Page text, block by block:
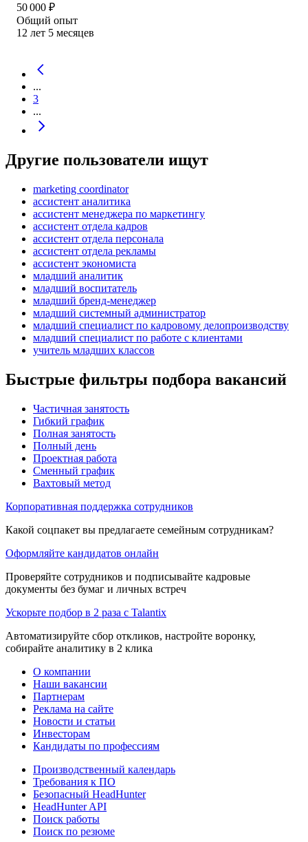
50 000 ₽
Общий опыт
12 лет 5 месяцев
...
3
...
Другие пользователи ищут
marketing coordinator
ассистент аналитика
ассистент менеджера по маркетингу
ассистент отдела кадров
ассистент отдела персонала
ассистент отдела рекламы
ассистент экономиста
младший аналитик
младший воспитатель
младший бренд-менеджер
младший системный администратор
младший специалист по кадровому делопроизводству
младший специалист по работе с клиентами
учитель младших классов
Быстрые фильтры подбора вакансий
Частичная занятость
Гибкий график
Полная занятость
Полный день
Проектная работа
Сменный график
Вахтовый метод
Корпоративная поддержка сотрудников
Какой соцпакет вы предлагаете семейным сотрудникам?
Оформляйте кандидатов онлайн
Проверяйте сотрудников и подписывайте кадровые
документы без бумаг и личных встреч
Ускорьте подбор в 2 раза с Talantix
Автоматизируйте сбор откликов, настройте воронку,
собирайте аналитику в 2 клика
О компании
Наши вакансии
Партнерам
Реклама на сайте
Новости и статьи
Инвесторам
Кандидаты по профессиям
Производственный календарь
Требования к ПО
Безопасный HeadHunter
HeadHunter API
Поиск работы
Поиск по резюме